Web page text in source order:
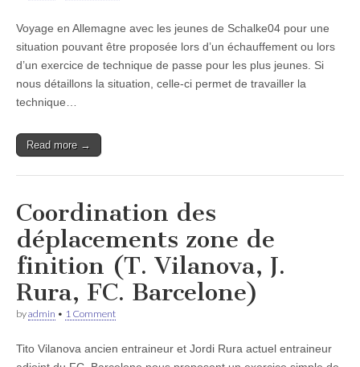
Voyage en Allemagne avec les jeunes de Schalke04 pour une
situation pouvant être proposée lors d’un échauffement ou lors
d’un exercice de technique de passe pour les plus jeunes. Si
nous détaillons la situation, celle-ci permet de travailler la
technique…
Read more →
Coordination des
déplacements zone de
finition (T. Vilanova, J.
Rura, FC. Barcelone)
byadmin • 1 Comment
Tito Vilanova ancien entraineur et Jordi Rura actuel entraineur